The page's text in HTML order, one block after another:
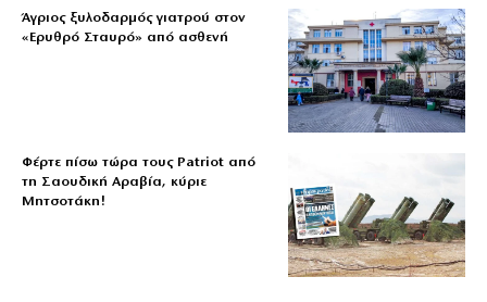
Άγριος ξυλοδαρμός γιατρού στον
«Ερυθρό Σταυρό» από ασθενή
Φέρτε πίσω τώρα τους Patriot από
τη Σαουδική Αραβία, κύριε
Μητσοτάκη!